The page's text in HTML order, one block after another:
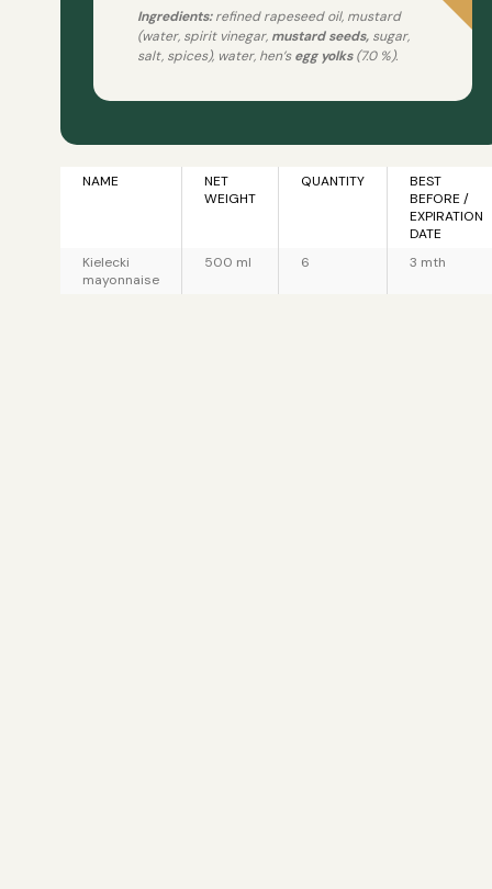
Ingredients:refined rapeseed oil, mustard
(water, spirit vinegar, mustard seeds, sugar,
salt, spices), water, hen’segg yolks(7.0 %).
NAME
NET
WEIGHT
QUANTITY
BEST
BEFORE /
EXPIRATION
DATE
Kielecki
mayonnaise
500 ml 6 3 mth